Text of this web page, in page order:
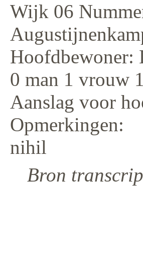
Wijk 06
Hoofdbewoner:
0 man 1 vrouw
Aanslag voor
Opmerkingen:
nihil
Bron